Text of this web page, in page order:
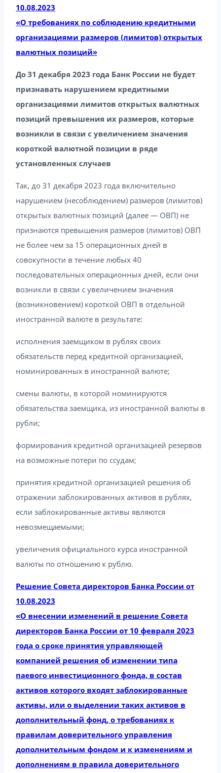
10.08.2023
«О требованиях по соблюдению кредитными
организациями размеров (лимитов) открытых
валютных позиций»
До 31 декабря 2023 года Банк России не будет
признавать нарушением кредитными
организациями лимитов открытых валютных
позиций превышения их размеров, которые
возникли в связи с увеличением значения
короткой валютной позиции в ряде
установленных случаев
Так, до 31 декабря 2023 года включительно
нарушением (несоблюдением) размеров (лимитов)
открытых валютных позиций (далее — ОВП) не
признаются превышения размеров (лимитов) ОВП
не более чем за 15 операционных дней в
совокупности в течение любых 40
последовательных операционных дней, если они
возникли в связи с увеличением значения
(возникновением) короткой ОВП в отдельной
иностранной валюте в результате:
исполнения заемщиком в рублях своих
обязательств перед кредитной организацией,
номинированных в иностранной валюте;
смены валюты, в которой номинируются
обязательства заемщика, из иностранной валюты в
рубли;
формирования кредитной организацией резервов
на возможные потери по ссудам;
принятия кредитной организацией решения об
отражении заблокированных активов в рублях,
если заблокированные активы являются
невозмещаемыми;
увеличения официального курса иностранной
валюты по отношению к рублю.
Решение Совета директоров Банка России от
10.08.2023
«О внесении изменений в решение Совета
директоров Банка России от 10 февраля 2023
года о сроке принятия управляющей
компанией решения об изменении типа
паевого инвестиционного фонда, в состав
активов которого входят заблокированные
активы, или о выделении таких активов в
дополнительный фонд, о требованиях к
правилам доверительного управления
дополнительным фондом и к изменениям и
дополнениям в правила доверительного